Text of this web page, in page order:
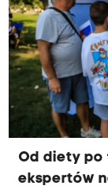
Od diety po
ekspertów